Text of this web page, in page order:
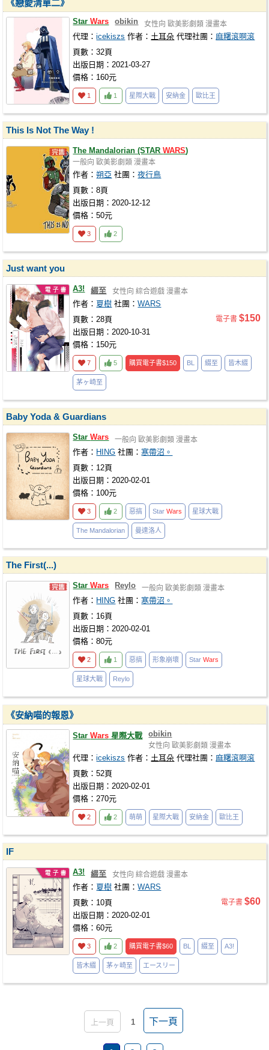
《戀愛清單二》
StarWars obikin 女性向 歐美影劇類 漫畫本
代理：icekiszs 作者： 土耳朵 代理社團：麻糬滾啊滾
頁數：32頁
出版日期：2021-03-27
價格：160元
1 1 星際大戰 安納金 歐比王
This Is Not The Way !
The Mandalorian (STARWARS)
一般向 歐美影劇類 漫畫本
作者：朔亞 社團：夜行鳥
頁數：8頁
出版日期：2020-12-12
價格：50元
3 2
Just want you
A3! 綴至 女性向 綜合遊戲 漫畫本
作者： 夏樹 社團：WARS
頁數：28頁
出版日期：2020-10-31
價格：150元
電子書 $150
7 5 購買電子書$150 BL 綴至 皆木綴
茅ヶ崎至
Baby Yoda & Guardians
StarWars 一般向 歐美影劇類 漫畫本
作者： HING 社團：寒帶沼。
頁數：12頁
出版日期：2020-02-01
價格：100元
3 2 惡搞 StarWars 星球大戰
The Mandalorian 曼達洛人
The First(...)
StarWars Reylo 一般向 歐美影劇類 漫畫本
作者： HING 社團：寒帶沼。
頁數：16頁
出版日期：2020-02-01
價格：80元
2 1 惡搞 形象崩壞 StarWars
星球大戰 Reylo
《安納喵的報恩》
StarWars 星際大戰 obikin
女性向 歐美影劇類 漫畫本
代理：icekiszs 作者： 土耳朵 代理社團：麻糬滾啊滾
頁數：52頁
出版日期：2020-02-01
價格：270元
2 2 萌萌 星際大戰 安納金 歐比王
IF
A3! 綴至 女性向 綜合遊戲 漫畫本
作者： 夏樹 社團：WARS
頁數：10頁
出版日期：2020-02-01
價格：60元
電子書 $60
3 2 購買電子書$60 BL 綴至 A3!
皆木綴 茅ヶ崎至 エースリー
上一頁 1 下一頁